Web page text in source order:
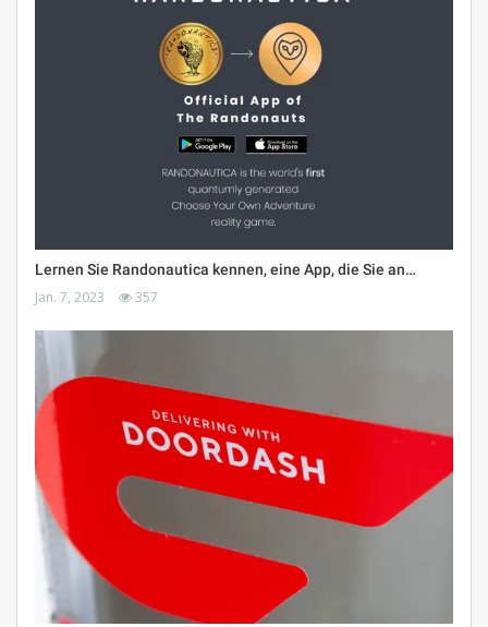
Lernen Sie Randonautica kennen, eine App, die Sie an…
Jan. 7, 2023 357